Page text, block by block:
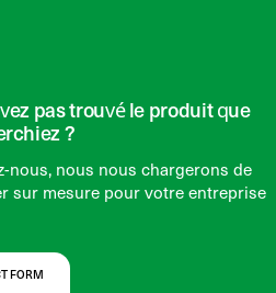
pas trouvé le produit que
?
nous, nous nous chargerons de
sur mesure pour votre entreprise
FORM